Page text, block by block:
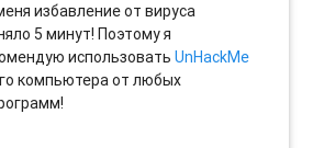
избавление от вируса
5 минут! Поэтому я
использоватьUnHackMe
компьютера от любых